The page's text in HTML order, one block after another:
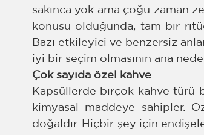
sakınca yok ama çoğu zaman
konusu olduğunda, tam bir
Bazı etkileyici ve benzersiz
iyi bir seçim olmasının ana
Çok sayıda özel kahve
Kapsüllerde birçok kahve türü
kimyasal maddeye sahipler.
doğaldır. Hiçbir şey için